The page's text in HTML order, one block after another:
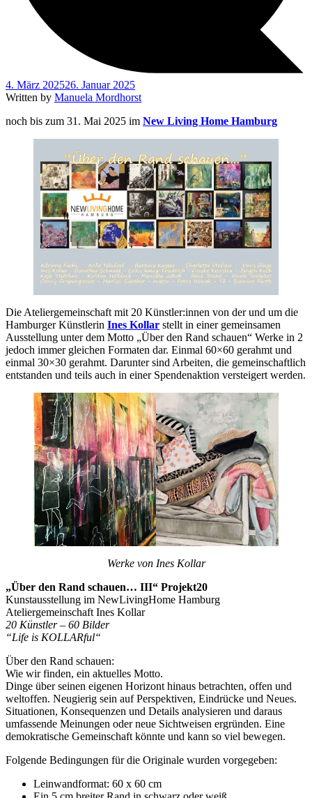
4. März 202526. Januar 2025
Written by Manuela Mordhorst
noch bis zum 31. Mai 2025 im New Living Home Hamburg
Die Ateliergemeinschaft mit 20 Künstler:innen von der und um die
Hamburger Künstlerin Ines Kollar stellt in einer gemeinsamen
Ausstellung unter dem Motto „Über den Rand schauen“ Werke in 2
jedoch immer gleichen Formaten dar. Einmal 60×60 gerahmt und
einmal 30×30 gerahmt. Darunter sind Arbeiten, die gemeinschaftlich
entstanden und teils auch in einer Spendenaktion versteigert werden.
Werke von Ines Kollar
„Über den Rand schauen… III“ Projekt20
Kunstausstellung im NewLivingHome Hamburg
Ateliergemeinschaft Ines Kollar
20 Künstler – 60 Bilder
“Life is KOLLARful“
Über den Rand schauen:
Wie wir finden, ein aktuelles Motto.
Dinge über seinen eigenen Horizont hinaus betrachten, offen und
weltoffen. Neugierig sein auf Perspektiven, Eindrücke und Neues.
Situationen, Konsequenzen und Details analysieren und daraus
umfassende Meinungen oder neue Sichtweisen ergründen. Eine
demokratische Gemeinschaft könnte und kann so viel bewegen.
Folgende Bedingungen für die Originale wurden vorgegeben:
Leinwandformat: 60 x 60 cm